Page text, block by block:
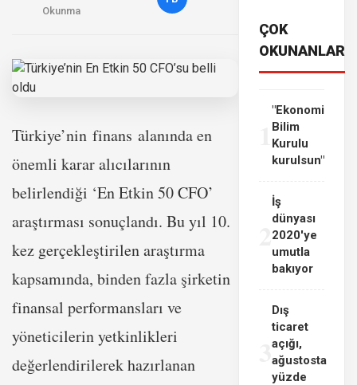
Okunma
Türkiye’nin finans alanında en
önemli karar alıcılarının
belirlendiği ‘En Etkin 50 CFO’
araştırması sonuçlandı. Bu yıl 10.
kez gerçekleştirilen araştırma
kapsamında, binden fazla şirketin
finansal performansları ve
yöneticilerin yetkinlikleri
değerlendirilerek hazırlanan
ÇOK
OKUNANLAR
"Ekonomi
Bilim
Kurulu
kurulsun"
İş
dünyası
2020'ye
umutla
bakıyor
3
Dış
ticaret
açığı,
ağustosta
yüzde